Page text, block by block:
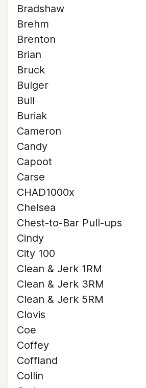
Bradshaw
Brehm
Brenton
Brian
Bruck
Bulger
Bull
Buriak
Cameron
Candy
Capoot
Carse
CHAD1000x
Chelsea
Chest-to-Bar Pull-ups
Cindy
City 100
Clean & Jerk 1RM
Clean & Jerk 3RM
Clean & Jerk 5RM
Clovis
Coe
Coffey
Coffland
Collin